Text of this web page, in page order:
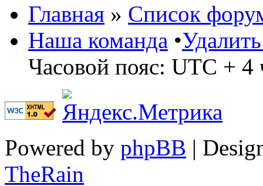
Главная » Список
Наша команда •
Часовой пояс: UTC + 4
Powered by phpBB |
TheRain